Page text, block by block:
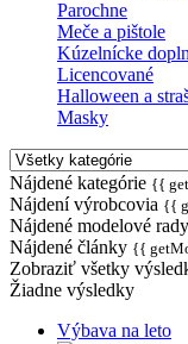
Parochne
Meče a pištole
Kúzelnícke
Licencované
Halloween a
Masky
Nájdené kategórie {{
Nájdení výrobcovia {{
Nájdené modelové rady
Nájdené články {{
Zobraziť všetky
Žiadne výsledky
Výbava na leto